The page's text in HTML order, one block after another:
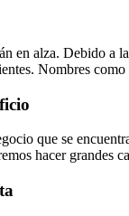
en alza. Debido a la
Nombres como
que se
hacer grandes